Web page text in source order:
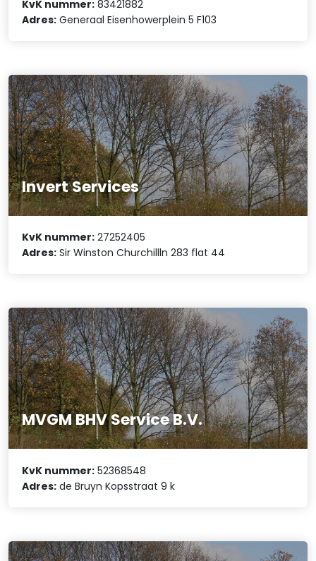
KvK nummer: 83421882
Adres: Generaal Eisenhowerplein 5 F103
Invert Services
KvK nummer: 27252405
Adres: Sir Winston Churchillln 283 flat 44
MVGM BHV Service B.V.
KvK nummer: 52368548
Adres: de Bruyn Kopsstraat 9 k